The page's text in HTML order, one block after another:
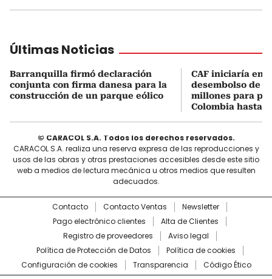
Últimas Noticias
Barranquilla firmó declaración
conjunta con firma danesa para la
construcción de un parque eólico
CAF iniciaría en
desembolso de
millones para
Colombia hasta
© CARACOL S.A. Todos los derechos reservados.
CARACOL S.A. realiza una reserva expresa de las reproducciones y
usos de las obras y otras prestaciones accesibles desde este sitio
web a medios de lectura mecánica u otros medios que resulten
adecuados.
Contacto Contacto Ventas
Newsletter
Pago electrónico clientes
Alta de Clientes
Registro de proveedores
Aviso legal
Política de Protección de Datos
Política de cookies
Configuración de cookies
Transparencia Código Ético